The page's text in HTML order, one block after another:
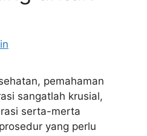
pemahaman
sangatlah krusial,
serta-merta
yang perlu